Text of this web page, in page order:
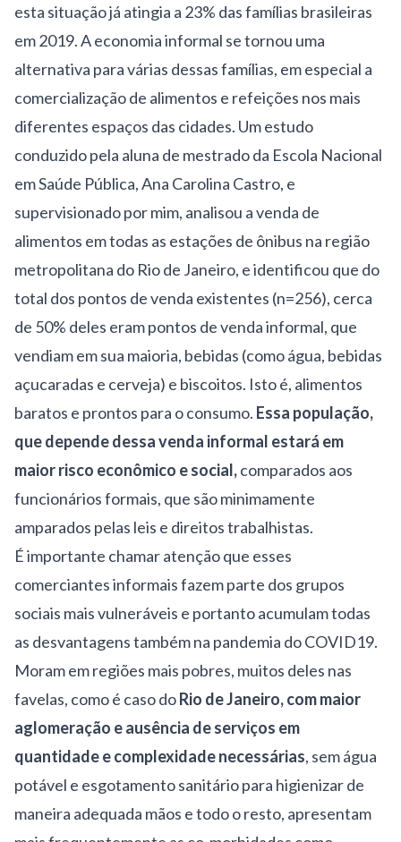
esta situação já atingia a 23% das famílias brasileiras
em 2019. A economia informal se tornou uma
alternativa para várias dessas famílias, em especial a
comercialização de alimentos e refeições nos mais
diferentes espaços das cidades. Um estudo
conduzido pela aluna de mestrado da Escola Nacional
em Saúde Pública, Ana Carolina Castro, e
supervisionado por mim, analisou a venda de
alimentos em todas as estações de ônibus na região
metropolitana do Rio de Janeiro, e identificou que do
total dos pontos de venda existentes (n=256), cerca
de 50% deles eram pontos de venda informal, que
vendiam em sua maioria, bebidas (como água, bebidas
açucaradas e cerveja) e biscoitos. Isto é, alimentos
baratos e prontos para o consumo. Essa população,
que depende dessa venda informal estará em
maior risco econômico e social,comparados aos
funcionários formais, que são minimamente
amparados pelas leis e direitos trabalhistas.
É importante chamar atenção que esses
comerciantes informais fazem parte dos grupos
sociais mais vulneráveis e portanto acumulam todas
as desvantagens também na pandemia do COVID19.
Moram em regiões mais pobres, muitos deles nas
favelas, como é caso doRio de Janeiro, com maior
aglomeração e ausência de serviços em
quantidade e complexidade necessárias, sem água
potável e esgotamento sanitário para higienizar de
maneira adequada mãos e todo o resto, apresentam